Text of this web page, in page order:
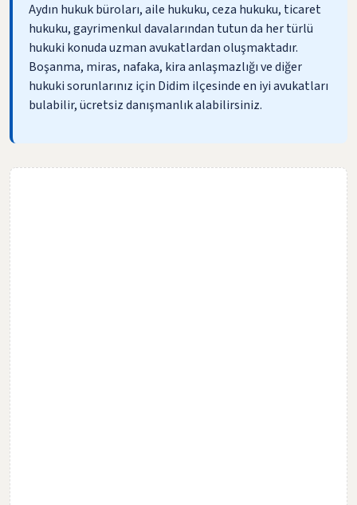
Aydın hukuk büroları, aile hukuku, ceza hukuku, ticaret
hukuku, gayrimenkul davalarından tutun da her türlü
hukuki konuda uzman avukatlardan oluşmaktadır.
Boşanma, miras, nafaka, kira anlaşmazlığı ve diğer
hukuki sorunlarınız için Didim ilçesinde en iyi avukatları
bulabilir, ücretsiz danışmanlık alabilirsiniz.